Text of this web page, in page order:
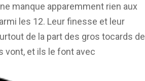
manque apparemment rien aux
les 12. Leur finesse et leur
de la part des gros tocards de
vont, et ils le font avec